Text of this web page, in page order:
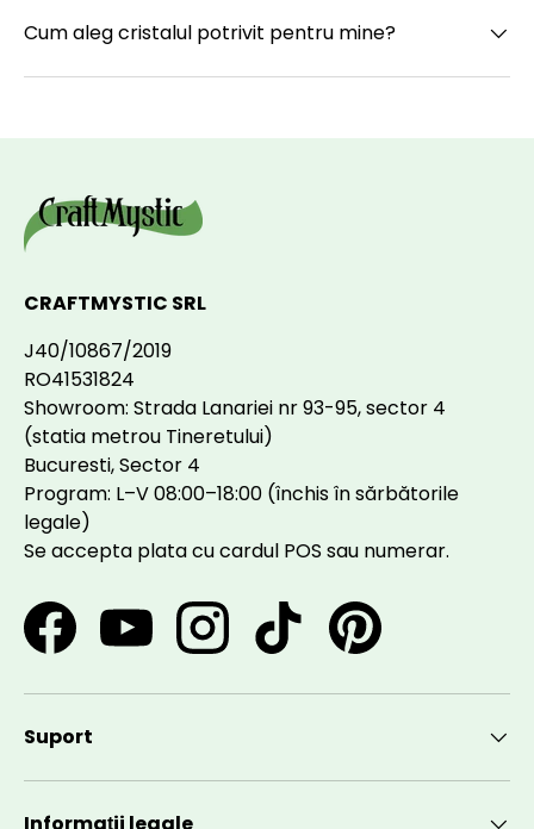
Cum aleg cristalul potrivit pentru mine?
CRAFTMYSTIC SRL
J40/10867/2019
RO41531824
Showroom: Strada Lanariei nr 93-95, sector 4
(statia metrou Tineretului)
Bucuresti, Sector 4
Program: L–V 08:00–18:00 (închis în sărbătorile
legale)
Se accepta plata cu cardul POS sau numerar.
FacebookYouTubeInstagramTikTok Pinterest
Suport
Informații legale